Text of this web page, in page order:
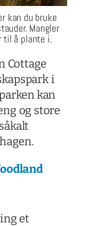
kan du bruke
Mangler
til å plante i.
Cottage
i
kan
og store
et